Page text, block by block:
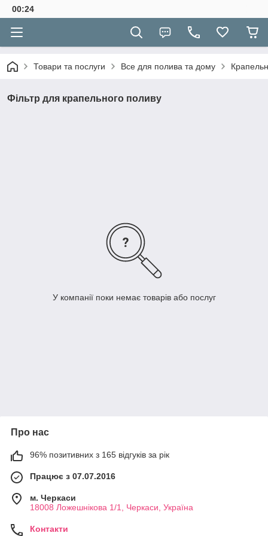
00:24
Товари та послуги Все для полива та дому
Фільтр для крапельного поливу
У компанії поки немає товарів або послуг
Про нас
96% позитивних з 165 відгуків за рік
Працює з 07.07.2016
м. Черкаси
18008 Ложешнікова 1/1, Черкаси, Україна
Контакти